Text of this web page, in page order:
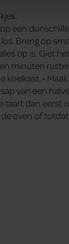
Deze
op
een
Breng op
op is. Giet
minuten
•
van een
taart dan
oven of